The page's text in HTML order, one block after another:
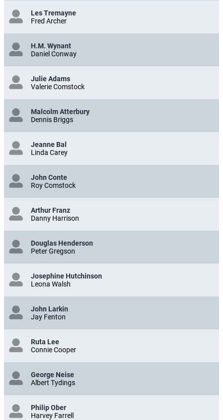
Les Tremayne
Fred Archer
H.M. Wynant
Daniel Conway
Julie Adams
Valerie Comstock
Malcolm Atterbury
Dennis Briggs
Jeanne Bal
Linda Carey
John Conte
Roy Comstock
Arthur Franz
Danny Harrison
Douglas Henderson
Peter Gregson
Josephine Hutchinson
Leona Walsh
John Larkin
Jay Fenton
Ruta Lee
Connie Cooper
George Neise
Albert Tydings
Philip Ober
Harvey Farrell